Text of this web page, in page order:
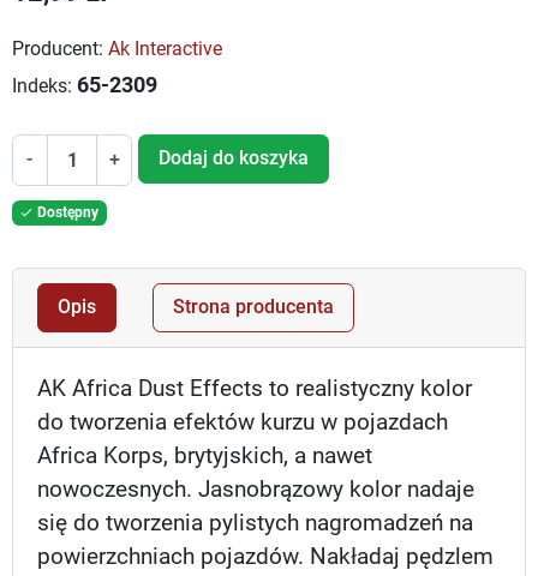
Producent: Ak Interactive
Indeks: 65-2309
- + Dodaj do koszyka
 Dostępny
Opis Strona producenta
AK Africa Dust Effects to realistyczny kolor
do tworzenia efektów kurzu w pojazdach
Africa Korps, brytyjskich, a nawet
nowoczesnych. Jasnobrązowy kolor nadaje
się do tworzenia pylistych nagromadzeń na
powierzchniach pojazdów. Nakładaj pędzlem